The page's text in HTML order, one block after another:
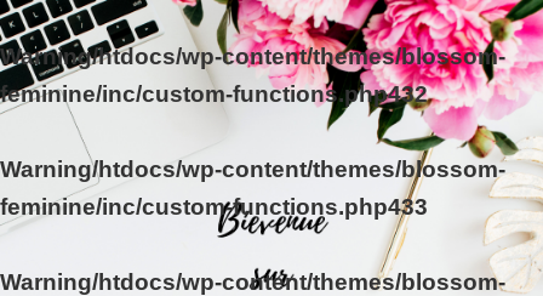
Warning/htdocs/wp-content/themes/blossom-
feminine/inc/custom-functions.php432
Warning/htdocs/wp-content/themes/blossom-
feminine/inc/custom-functions.php433
Warning/htdocs/wp-content/themes/blossom-